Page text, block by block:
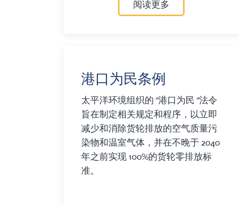
阅读更多
港口为民条例
太平洋环境组织的 "港口为民 "法令
旨在制定相关规定和程序，以立即
减少和消除货轮排放的空气质量污
染物和温室气体，并在不晚于 2040
年之前实现 100%的货轮零排放标
准。